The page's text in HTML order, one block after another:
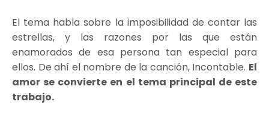
El tema habla sobre la imposibilidad de contar las
estrellas, y las razones por las que están
enamorados de esa persona tan especial para
ellos. De ahí el nombre de la canción, Incontable. El
amor se convierte en el tema principal de este
trabajo.